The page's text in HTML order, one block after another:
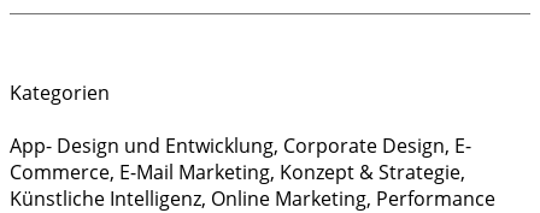
Kategorien
App- Design und Entwicklung, Corporate Design, E-
Commerce, E-Mail Marketing, Konzept & Strategie,
Künstliche Intelligenz, Online Marketing, Performance